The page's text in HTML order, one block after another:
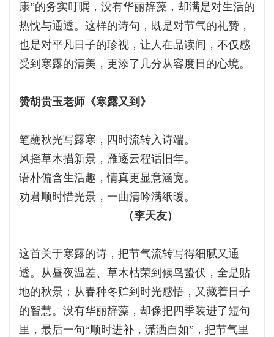
康”的务实叮嘱，没有华丽辞藻，却满是对生活的
热忱与通透。这样的诗句，既是对节气的礼赞，
也是对平凡日子的珍视，让人在品读间，不仅感
受到寒露的清美，更添了几分从容度日的心境。
赞胡贵玉老师《寒露又到》
笔蘸秋光写露寒，四时流转入诗端。
风摇草木描新景，雁逐云程话旧年。
语朴偏含生活趣，情真更显意涵宽。
劝君顺时惜光景，一曲清吟满纸暖。
（李天友）
这首关于寒露的诗，把节气流转写得细腻又通
透。从昼夜温差、草木枯荣到候鸟蛰伏，全是贴
地的秋景；从春种冬贮到时光感悟，又藏着日子
的智慧。没有华丽辞藻，却像把四季装进了短句
里，最后一句“顺时进补，潇洒自如”，把节气里